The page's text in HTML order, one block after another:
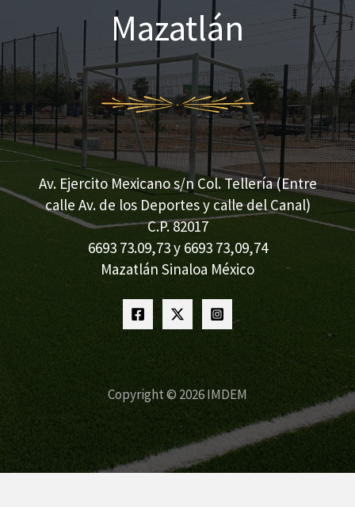
Mazatlán
Av. Ejercito Mexicano s/n Col. Tellería (Entre
calle Av. de los Deportes y calle del Canal)
C.P. 82017
6693 73.09,73 y 6693 73,09,74
Mazatlán Sinaloa México
Copyright © 2026 IMDEM